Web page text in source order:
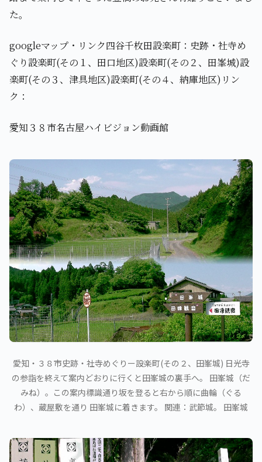
た。
googleマップ・リンク四谷千枚田設楽町：史跡・社寺め
ぐり設楽町(その１、田口地区)設楽町(その２、田峯城)設
楽町(その３、津具地区)設楽町(その４、納庫地区)リン
ク：
愛知３８市名古屋ハイビジョン動画館
愛知・３８市史跡・社寺めぐりー設楽町(その２、田峯城) 日光寺
の参詣を終えて案内どおりに行くと田峯城の裏手へ。 田峯城（だ
みね）。この案内標識通り坂を登ると右から順に曲輪（ぐる
わ）、蔵屋敷を通り 田峯城に着きます。 関連：武節城。 田峯城